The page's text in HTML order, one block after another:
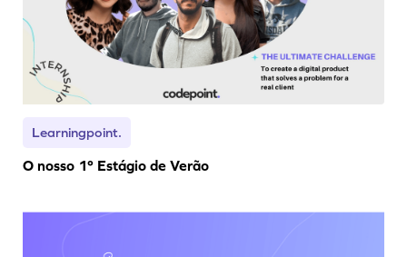
Learningpoint.
O nosso 1º Estágio de Verão